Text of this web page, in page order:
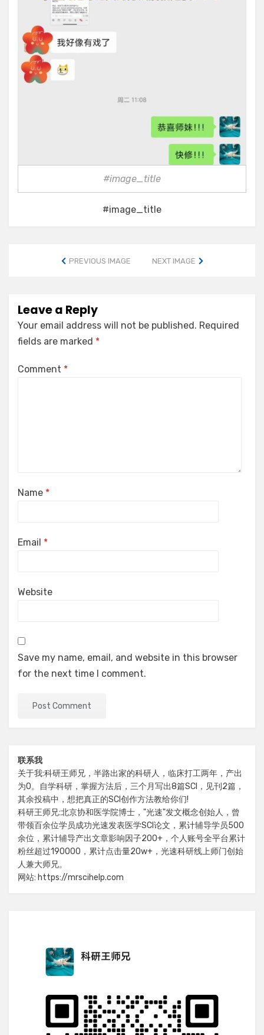
#image_title
#image_title
PREVIOUS IMAGE NEXT IMAGE
Leave a Reply
Your email address will not be published. Required
fields are marked *
Comment *
Name *
Email *
Website
Save my name, email, and website in this browser
for the next time I comment.
联系我
关于我:科研王师兄，半路出家的科研人，临床打工两年，产出
为0。自学科研，掌握方法后，三个月写出8篇SCI，见刊2篇，
其余投稿中，想把真正的SCI创作方法教给你们!
科研王师兄:北京协和医学院博士，"光速"发文概念创始人，曾
带领百余位学员成功光速发表医学SCI论文，累计辅导学员500
余位，累计辅导产出文章影响因子200+，个人账号全平台累计
粉丝超过190000，累计点击量20w+，光速科研线上师门创始
人兼大师兄。
网站: https://mrscihelp.com